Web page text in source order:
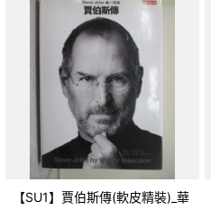
【SU1】賈伯斯傳(軟皮精裝)_華